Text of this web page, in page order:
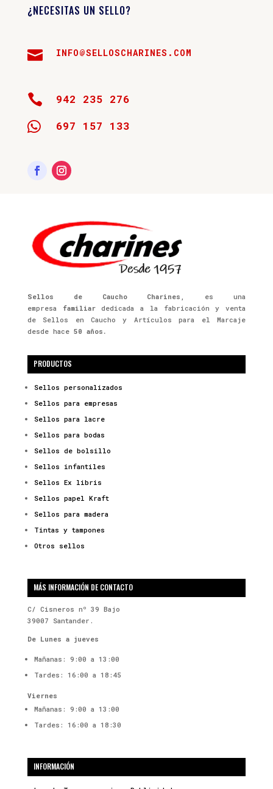
¿NECESITAS UN SELLO?
 INFO@SELLOSCHARINES.COM
 942 235 276
 697 157 133
Sellos de Caucho Charines , es una
empresa familiardedicada a la fabricación y venta
de Sellos en Caucho y Artículos para el Marcaje
desde hace 50 años.
PRODUCTOS
Sellos personalizados
Sellos para empresas
Sellos para lacre
Sellos para bodas
Sellos de bolsillo
Sellos infantiles
Sellos Ex libris
Sellos papel Kraft
Sellos para madera
Tintas y tampones
Otros sellos
MÁS INFORMACIÓN DE CONTACTO
C/ Cisneros nº 39 Bajo
39007 Santander.
De Lunes a jueves
Mañanas: 9:00 a 13:00
Tardes: 16:00 a 18:45
Viernes
Mañanas: 9:00 a 13:00
Tardes: 16:00 a 18:30
INFORMACIÓN